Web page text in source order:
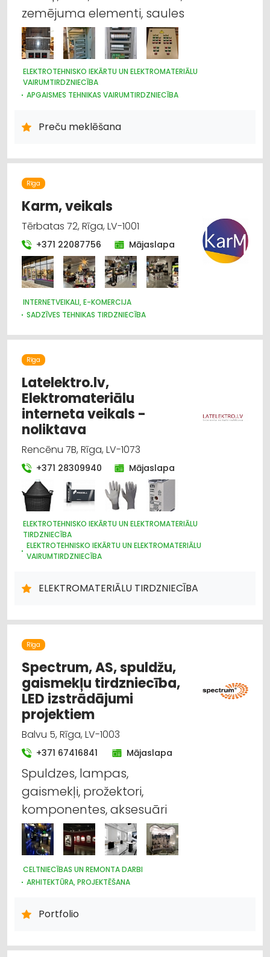
zemējuma elementi, saules
ELEKTROTEHNISKO IEKĀRTU UN ELEKTROMATERIĀLU
VAIRUMTIRDZNIECĪBA
APGAISMES TEHNIKAS VAIRUMTIRDZNIECĪBA
TIRDZNIECĪBA
Preču meklēšana
Rīga
Karm, veikals
Tērbatas 72, Rīga, LV-1001
+371 22087756 Mājaslapa
INTERNETVEIKALI, E-KOMERCIJA
SADZĪVES TEHNIKAS TIRDZNIECĪBA
APGAISMES TEHNIKAS TIRDZNIECĪBA
APGAISMES TEHNIKAS VAIRUMTIRDZNIECĪBA
DIZAINS UN INTERJERS; PRIEKŠMETI UN PAKALPOJUMI
Rīga
Latelektro.lv,
Elektromateriālu
interneta veikals -
noliktava
Rencēnu 7B, Rīga, LV-1073
+371 28309940 Mājaslapa
ELEKTROTEHNISKO IEKĀRTU UN ELEKTROMATERIĀLU
TIRDZNIECĪBA
ELEKTROTEHNISKO IEKĀRTU UN ELEKTROMATERIĀLU
VAIRUMTIRDZNIECĪBA
APGAISMES TEHNIKAS VAIRUMTIRDZNIECĪBA
ELEKTRONISKĀS IERĪCES, KOMPONENTES
INSTRUMENTU UN DARBARĪKU TIRDZNIECĪBA
ELEKTROMONTĀŽA, ELEKTROINSTALĀCIJA
CELTNIECĪBAS UN REMONTA DARBI
DIZAINS UN INTERJERS; PRIEKŠMETI UN PAKALPOJUMI
SADZĪVES TEHNIKAS TIRDZNIECĪBA
SAIMNIECĪBAS PREČU TIRDZNIECĪBA
ELEKTROMATERIĀLU TIRDZNIECĪBA
Rīga
Spectrum, AS, spuldžu,
gaismekļu tirdzniecība,
LED izstrādājumi
projektiem
Balvu 5, Rīga, LV-1003
+371 67416841 Mājaslapa
Spuldzes, lampas,
gaismekļi, prožektori,
komponentes, aksesuāri
CELTNIECĪBAS UN REMONTA DARBI
ARHITEKTŪRA, PROJEKTĒŠANA
DIZAINS UN INTERJERS; PRIEKŠMETI UN PAKALPOJUMI
Portfolio